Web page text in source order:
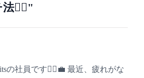
法🏋️‍♀️"
の社員です🙋‍♀️💼 最近、疲れがな